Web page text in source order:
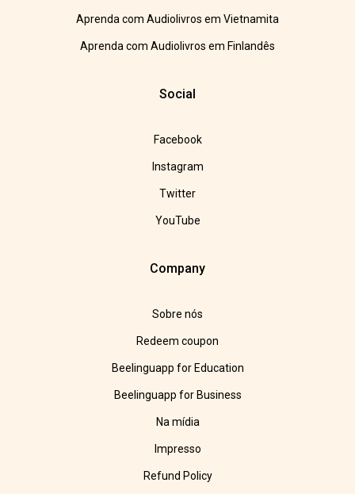
Aprenda com Audiolivros em Vietnamita
Aprenda com Audiolivros em Finlandês
Social
Facebook
Instagram
Twitter
YouTube
Company
Sobre nós
Redeem coupon
Beelinguapp for Education
Beelinguapp for Business
Na mídia
Impresso
Refund Policy